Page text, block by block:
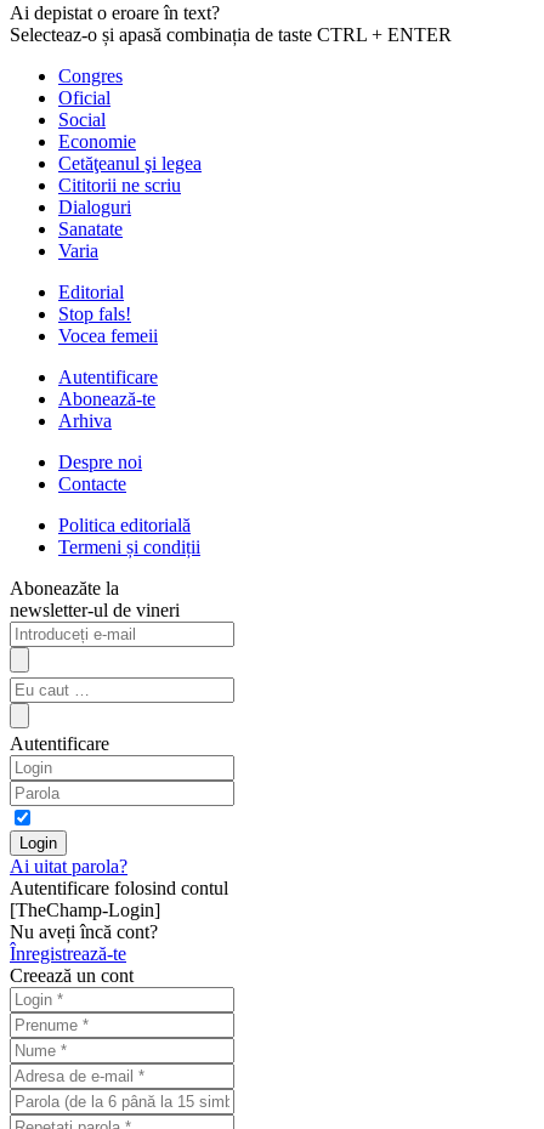
Ai depistat o eroare în text?
Selecteaz-o și apasă combinația de taste CTRL + ENTER
Congres
Oficial
Social
Economie
Cetăţeanul şi legea
Cititorii ne scriu
Dialoguri
Sanatate
Varia
Editorial
Stop fals!
Vocea femeii
Autentificare
Abonează-te
Arhiva
Despre noi
Contacte
Politica editorială
Termeni și condiții
Aboneazăte la
newsletter-ul de vineri
Autentificare
Ai uitat parola?
Autentificare folosind contul
[TheChamp-Login]
Nu aveți încă cont?
Înregistrează-te
Creează un cont